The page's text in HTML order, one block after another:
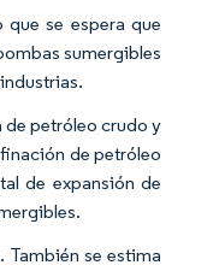
se espera que
sumergibles
de petróleo crudo y
de petróleo
de expansión de
se estima